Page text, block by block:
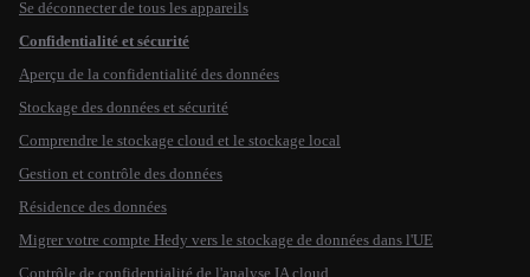
Se déconnecter de tous les appareils
Confidentialité et sécurité
Aperçu de la confidentialité des données
Stockage des données et sécurité
Comprendre le stockage cloud et le stockage local
Gestion et contrôle des données
Résidence des données
Migrer votre compte Hedy vers le stockage de données dans l'UE
Contrôle de confidentialité de l'analyse IA cloud